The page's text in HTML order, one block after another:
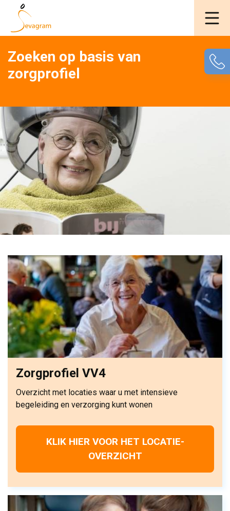
Zoeken op basis van
zorgprofiel
Zorgprofiel VV4
Overzicht met locaties waar u met intensieve
begeleiding en verzorging kunt wonen
KLIK HIER VOOR HET LOCATIE-
OVERZICHT